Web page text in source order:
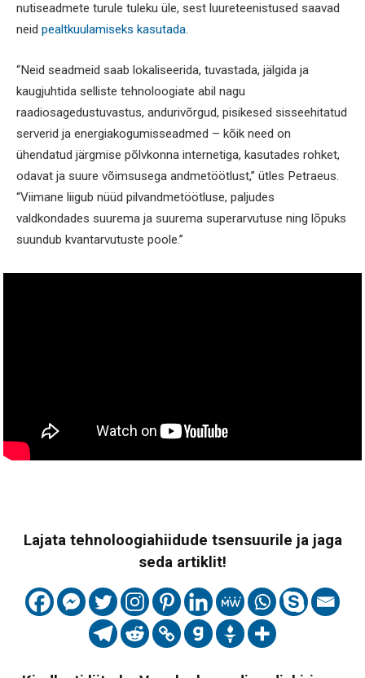
nutiseadmete turule tuleku üle, sest luureteenistused saavad
neid pealtkuulamiseks kasutada.
“Neid seadmeid saab lokaliseerida, tuvastada, jälgida ja
kaugjuhtida selliste tehnoloogiate abil nagu
raadiosagedustuvastus, andurivõrgud, pisikesed sisseehitatud
serverid ja energiakogumisseadmed – kõik need on
ühendatud järgmise põlvkonna internetiga, kasutades rohket,
odavat ja suure võimsusega andmetöötlust,” ütles Petraeus.
“Viimane liigub nüüd pilvandmetöötluse, paljudes
valdkondades suurema ja suurema superarvutuse ning lõpuks
suundub kvantarvutuste poole.”
Lajata tehnoloogiahiidude tsensuurile ja jaga
seda artiklit!